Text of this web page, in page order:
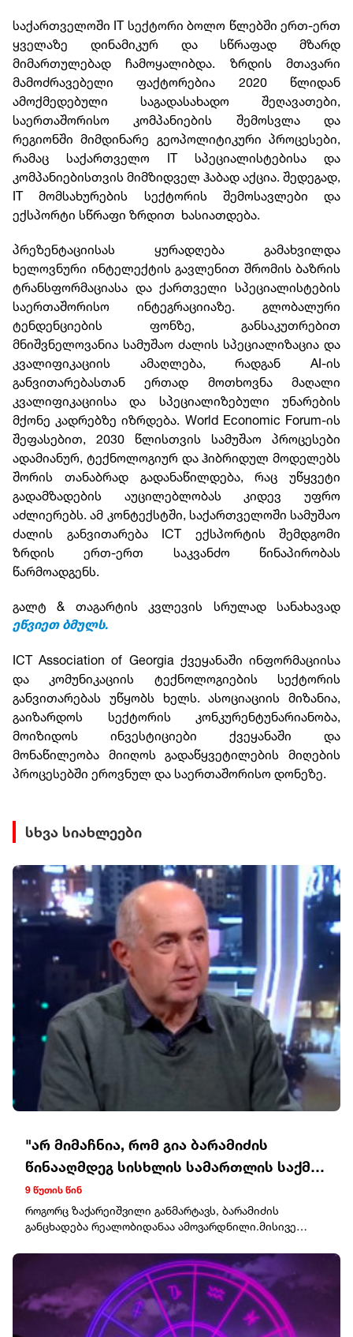
საქართველოში IT სექტორი ბოლო წლებში ერთ-ერთ
ყველაზე დინამიკურ და სწრაფად მზარდ
მიმართულებად ჩამოყალიბდა. ზრდის მთავარი
მამოძრავებელი ფაქტორებია 2020 წლიდან
ამოქმედებული საგადასახადო შეღავათები,
საერთაშორისო კომპანიების შემოსვლა და
რეგიონში მიმდინარე გეოპოლიტიკური პროცესები,
რამაც საქართველო IT სპეციალისტებისა და
კომპანიებისთვის მიმზიდველ ჰაბად აქცია. შედეგად,
IT მომსახურების სექტორის შემოსავლები და
ექსპორტი სწრაფი ზრდით ხასიათდება.
პრეზენტაციისას ყურადღება გამახვილდა
ხელოვნური ინტელექტის გავლენით შრომის ბაზრის
ტრანსფორმაციასა და ქართველი სპეციალისტების
საერთაშორისო ინტეგრაციიაზე. გლობალური
ტენდენციების ფონზე, განსაკუთრებით
მნიშვნელოვანია სამუშაო ძალის სპეციალიზაცია და
კვალიფიკაციის ამაღლება, რადგან AI-ის
განვითარებასთან ერთად მოთხოვნა მაღალი
კვალიფიკაციისა და სპეციალიზებული უნარების
მქონე კადრებზე იზრდება. World Economic Forum-ის
შეფასებით, 2030 წლისთვის სამუშაო პროცესები
ადამიანურ, ტექნოლოგიურ და ჰიბრიდულ მოდელებს
შორის თანაბრად გადანაწილდება, რაც უწყვეტი
გადამზადების აუცილებლობას კიდევ უფრო
აძლიერებს. ამ კონტექსტში, საქართველოში სამუშაო
ძალის განვითარება ICT ექსპორტის შემდგომი
ზრდის ერთ-ერთ საკვანძო წინაპირობას
წარმოადგენს.
გალტ & თაგარტის კვლევის სრულად სანახავად
ეწვიეთ ბმულს.
ICT Association of Georgia ქვეყანაში ინფორმაციისა
და კომუნიკაციის ტექნოლოგიების სექტორის
განვითარებას უწყობს ხელს. ასოციაციის მიზანია,
გაიზარდოს სექტორის კონკურენტუნარიანობა,
მოიზიდოს ინვესტიციები ქვეყანაში და
მონაწილეობა მიიღოს გადაწყვეტილების მიღების
პროცესებში ეროვნულ და საერთაშორისო დონეზე.
სხვა სიახლეები
"არ მიმაჩნია, რომ გია ბარამიძის
წინააღმდეგ სისხლის სამართლის საქმე
უნდა აღიძრას"
9 წუთის წინ
როგორც ზაქარეიშვილი განმარტავს, ბარამიძის
განცხადება რეალობიდანაა ამოვარდნილი.მისივე
რომელიც ყოველდღიურად მუშაობდა ტყვეთა
გაცვლაზე, მოლაპარაკებებზე, დევნილების
გამოყვანაზე, გადმოსვენებაზე და ზოგადად,
ჰუმანიტარულ საკითხებზე."ამ კონტექსტში, ომის
დასაწყისში, გია ბარამიძეც იყო ამ კომისიის წევრი,